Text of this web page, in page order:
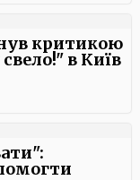
критикою
в Київ